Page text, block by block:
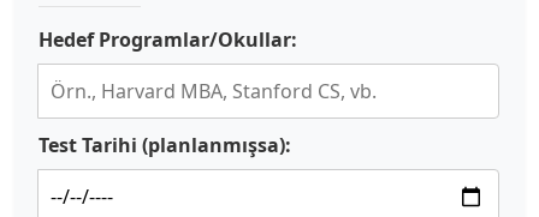
Hedef Programlar/Okullar:
Test Tarihi (planlanmışsa):